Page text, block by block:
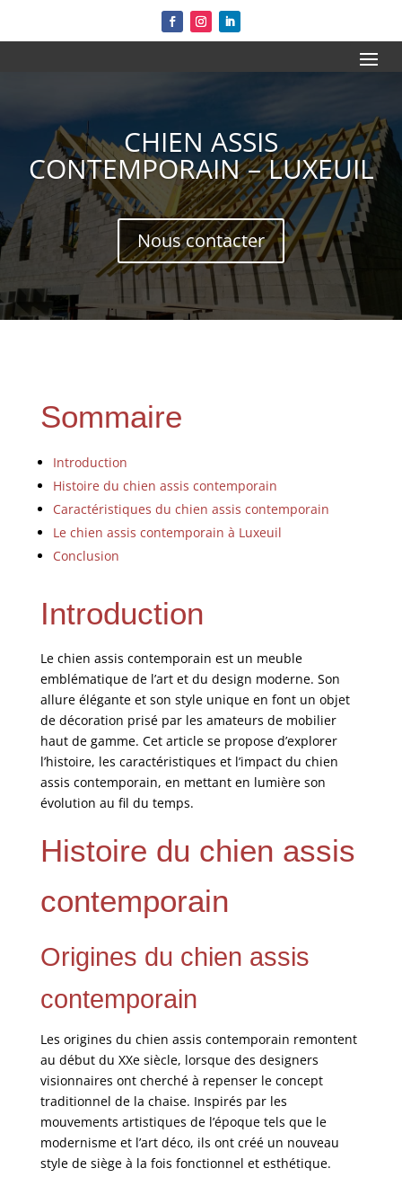
CHIEN ASSIS
CONTEMPORAIN – LUXEUIL
Nous contacter
Sommaire
Introduction
Histoire du chien assis contemporain
Caractéristiques du chien assis contemporain
Le chien assis contemporain à Luxeuil
Conclusion
Introduction
Le chien assis contemporain est un meuble
emblématique de l’art et du design moderne. Son
allure élégante et son style unique en font un objet
de décoration prisé par les amateurs de mobilier
haut de gamme. Cet article se propose d’explorer
l’histoire, les caractéristiques et l’impact du chien
assis contemporain, en mettant en lumière son
évolution au fil du temps.
Histoire du chien assis
contemporain
Origines du chien assis
contemporain
Les origines du chien assis contemporain remontent
au début du XXe siècle, lorsque des designers
visionnaires ont cherché à repenser le concept
traditionnel de la chaise. Inspirés par les
mouvements artistiques de l’époque tels que le
modernisme et l’art déco, ils ont créé un nouveau
style de siège à la fois fonctionnel et esthétique.